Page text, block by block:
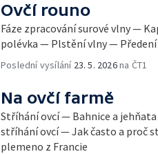
Ovčí rouno
Fáze zpracování surové vlny —
polévka — Plstění vlny —
Poslední vysílání 23. 5. 2026na ČT1
Na ovčí farmě
Stříhání ovcí — Bahnice a
stříhání ovcí — Jak často a proč
plemeno z Francie